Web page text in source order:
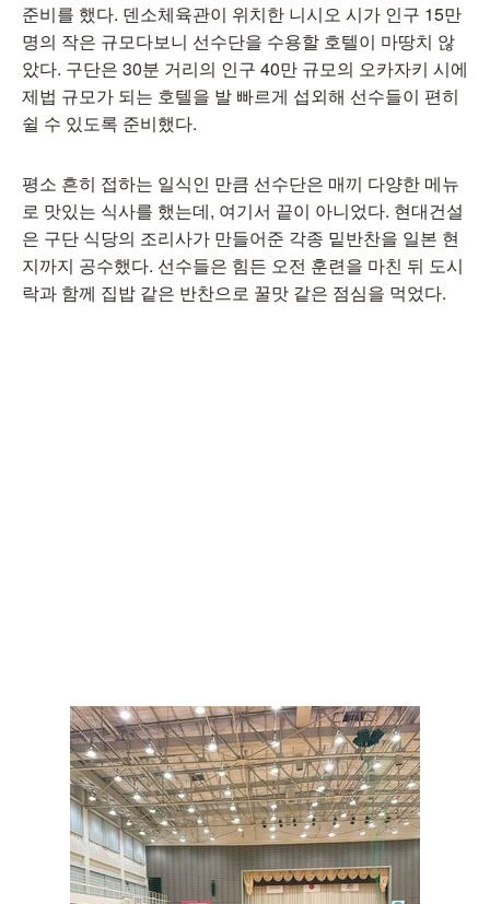
준비를 했다. 덴소체육관이 위치한 니시오 시가 인구 15만
명의 작은 규모다보니 선수단을 수용할 호텔이 마땅치 않
았다. 구단은 30분 거리의 인구 40만 규모의 오카자키 시에
제법 규모가 되는 호텔을 발 빠르게 섭외해 선수들이 편히
쉴 수 있도록 준비했다.
평소 흔히 접하는 일식인 만큼 선수단은 매끼 다양한 메뉴
로 맛있는 식사를 했는데, 여기서 끝이 아니었다. 현대건설
은 구단 식당의 조리사가 만들어준 각종 밑반찬을 일본 현
지까지 공수했다. 선수들은 힘든 오전 훈련을 마친 뒤 도시
락과 함께 집밥 같은 반찬으로 꿀맛 같은 점심을 먹었다.